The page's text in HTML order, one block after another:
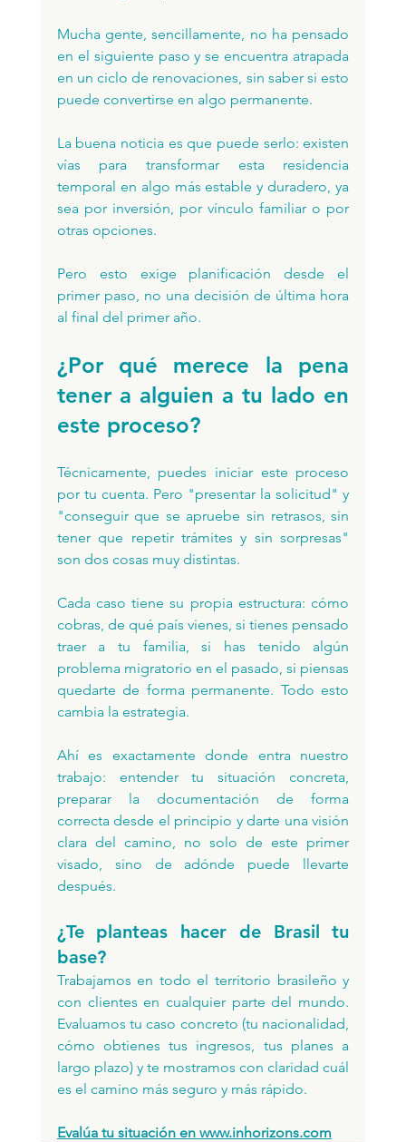
Mucha gente, sencillamente, no ha pensado
en el siguiente paso y se encuentra atrapada
en un ciclo de renovaciones, sin saber si esto
puede convertirse en algo permanente.
La buena noticia es que puede serlo: existen
vías para transformar esta residencia
temporal en algo más estable y duradero, ya
sea por inversión, por vínculo familiar o por
otras opciones.
Pero esto exige planificación desde el
primer paso, no una decisión de última hora
al final del primer año.
¿Por qué merece la pena
tener a alguien a tu lado en
este proceso?
Técnicamente, puedes iniciar este proceso
por tu cuenta. Pero "presentar la solicitud" y
"conseguir que se apruebe sin retrasos, sin
tener que repetir trámites y sin sorpresas"
son dos cosas muy distintas.
Cada caso tiene su propia estructura: cómo
cobras, de qué país vienes, si tienes pensado
traer a tu familia, si has tenido algún
problema migratorio en el pasado, si piensas
quedarte de forma permanente. Todo esto
cambia la estrategia.
Ahí es exactamente donde entra nuestro
trabajo: entender tu situación concreta,
preparar la documentación de forma
correcta desde el principio y darte una visión
clara del camino, no solo de este primer
visado, sino de adónde puede llevarte
después.
¿Te planteas hacer de Brasil tu
base?
Trabajamos en todo el territorio brasileño y
con clientes en cualquier parte del mundo.
Evaluamos tu caso concreto (tu nacionalidad,
cómo obtienes tus ingresos, tus planes a
largo plazo) y te mostramos con claridad cuál
es el camino más seguro y más rápido.
Evalúa tu situación en www.inhorizons.com